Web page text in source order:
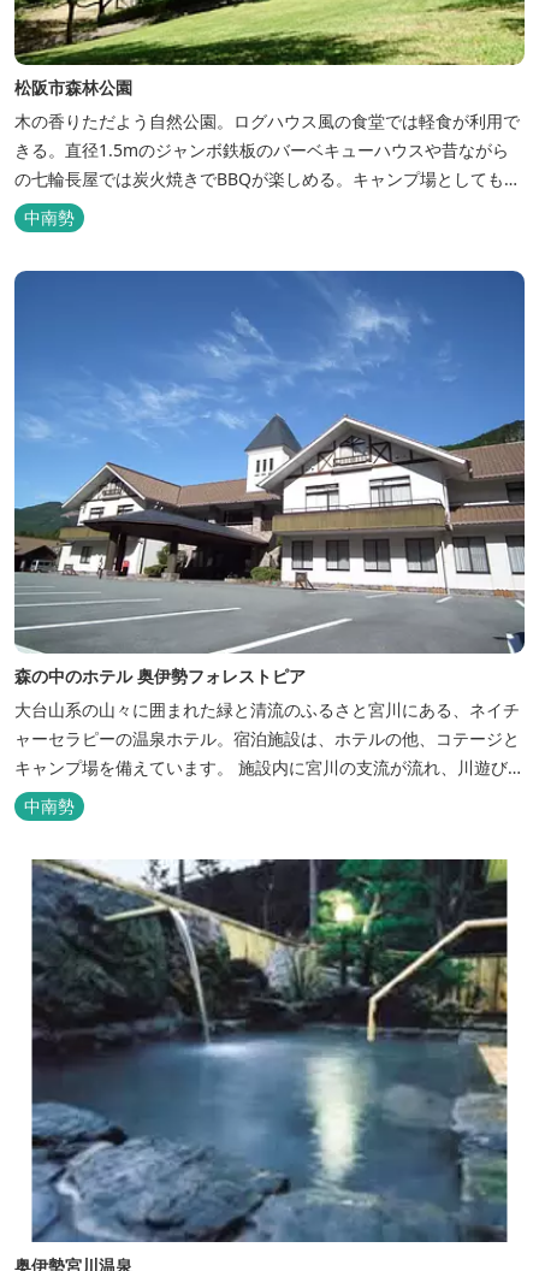
松阪市森林公園
木の香りただよう自然公園。ログハウス風の食堂では軽食が利用で
きる。直径1.5mのジャンボ鉄板のバーベキューハウスや昔ながら
の七輪長屋では炭火焼きでBBQが楽しめる。キャンプ場としても人
気で、週末は多くのキャンパーでにぎわっている。バンガローや5
タイプのテントサイトがある。展望台からは市街が一望できる。ま
た桜の時期は、多くの人々でにぎわう。 バーベキューの食材は持ち
中南勢
森の中のホテル 奥伊勢フォレストピア
大台山系の山々に囲まれた緑と清流のふるさと宮川にある、ネイチ
ャーセラピーの温泉ホテル。宿泊施設は、ホテルの他、コテージと
キャンプ場を備えています。 施設内に宮川の支流が流れ、川遊びが
できます。BBQエリア、釣堀もあり、ファミリーやグループでもア
クティビティを楽しめます。 ディナーは併設の「レストラン アン
ジュ」にて、地元の食材をていねいに調理したフレンチフルコース
をお召し上がりい...
中南勢
奥伊勢宮川温泉